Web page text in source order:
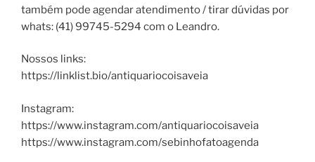
também pode agendar atendimento / tirar dúvidas por
whats: (41) 99745-5294 com o Leandro.
Nossos links:
https://linklist.bio/antiquariocoisaveia
Instagram:
https://www.instagram.com/antiquariocoisaveia
https://www.instagram.com/sebinhofatoagenda